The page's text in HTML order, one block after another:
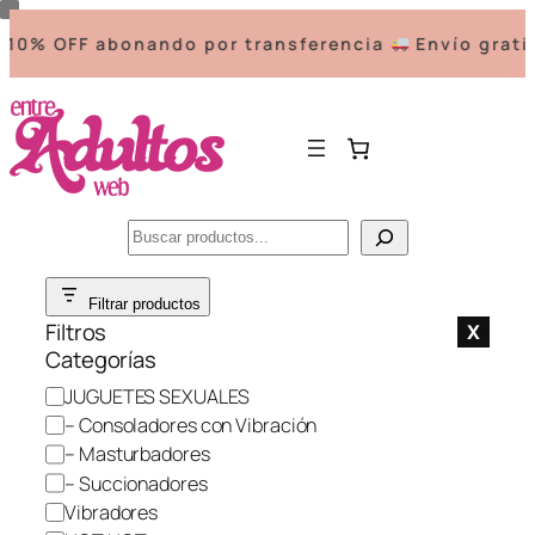
OFF abonando por transferencia Envío gratis
Buscar
Saltar
contenido
Filtrar productos
Filtros X
Categorías
C
a
t
e
g
o
JUGUETES SEXUALES
– Consoladores con Vibración
– Masturbadores
– Succionadores
Vibradores